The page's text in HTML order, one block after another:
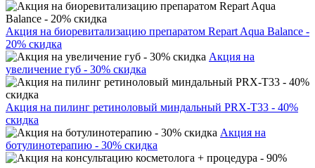
Акция на биоревитализацию препаратом Repart Aqua Balance -
20% скидка
Акция на
увеличение губ - 30% скидка
Акция на пилинг ретиноловый миндальный PRX-T33 - 40%
скидка
Акция на
ботулинотерапию - 30% скидка